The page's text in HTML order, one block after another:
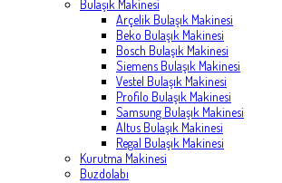
Bulaşık Makinesi
Arçelik Bulaşık Makinesi
Beko Bulaşık Makinesi
Bosch Bulaşık Makinesi
Siemens Bulaşık Makinesi
Vestel Bulaşık Makinesi
Profilo Bulaşık Makinesi
Samsung Bulaşık Makinesi
Altus Bulaşık Makinesi
Regal Bulaşık Makinesi
Kurutma Makinesi
Buzdolabı